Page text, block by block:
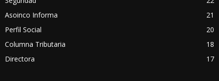
Asoinco Informa
21
Perfil Social
20
Columna Tributaria
18
Directora
17